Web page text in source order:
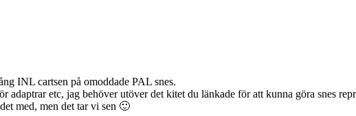
INL cartsen på omoddade PAL snes.
etc, jag behöver utöver det kitet du länkade för att kunna göra snes
med, men det tar vi sen 🙂